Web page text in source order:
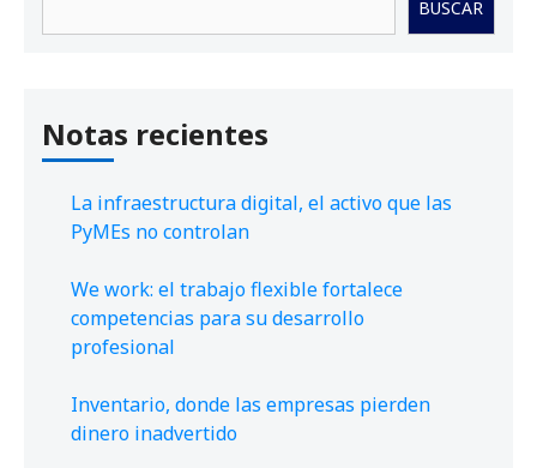
BUSCAR
Notas recientes
La infraestructura digital, el activo que las
PyMEs no controlan
We work: el trabajo flexible fortalece
competencias para su desarrollo
profesional
Inventario, donde las empresas pierden
dinero inadvertido